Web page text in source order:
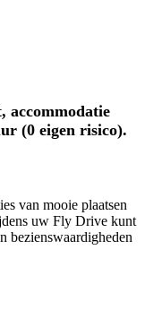
accommodatie
(0 eigen risico).
van mooie plaatsen
uw Fly Drive kunt
bezienswaardigheden